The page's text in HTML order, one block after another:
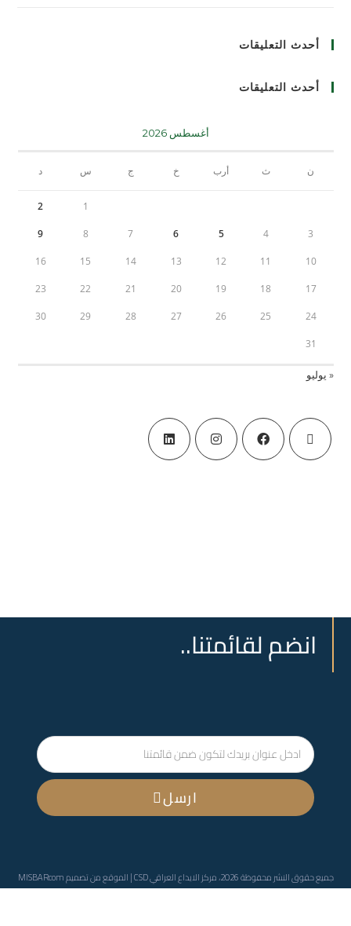
أحدث التعليقات
أحدث التعليقات
أغسطس 2026
ن ث أرب خ ج س د
1
2
3
4
5
6
7
8
9
10
11
12
13
14
15
16
17
18
19
20
21
22
23
24
25
26
27
28
29
30
31
« يوليو
انضم لقائمتنا..
ارسل
جميع حقوق النشر محفوظة 2026، مركز الايداع العراقي CSD | الموقع من تصميم MISBARcom